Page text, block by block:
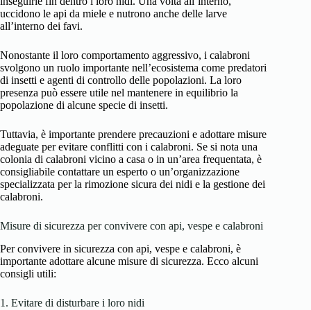
uccidono le api da miele e nutrono anche delle larve
all’interno dei favi.
Nonostante il loro comportamento aggressivo, i calabroni
svolgono un ruolo importante nell’ecosistema come predatori
di insetti e agenti di controllo delle popolazioni. La loro
presenza può essere utile nel mantenere in equilibrio la
popolazione di alcune specie di insetti.
Tuttavia, è importante prendere precauzioni e adottare misure
adeguate per evitare conflitti con i calabroni. Se si nota una
colonia di calabroni vicino a casa o in un’area frequentata, è
consigliabile contattare un esperto o un’organizzazione
specializzata per la rimozione sicura dei nidi e la gestione dei
calabroni.
Misure di sicurezza per convivere con api, vespe e calabroni
Per convivere in sicurezza con api, vespe e calabroni, è
importante adottare alcune misure di sicurezza. Ecco alcuni
consigli utili:
1. Evitare di disturbare i loro nidi